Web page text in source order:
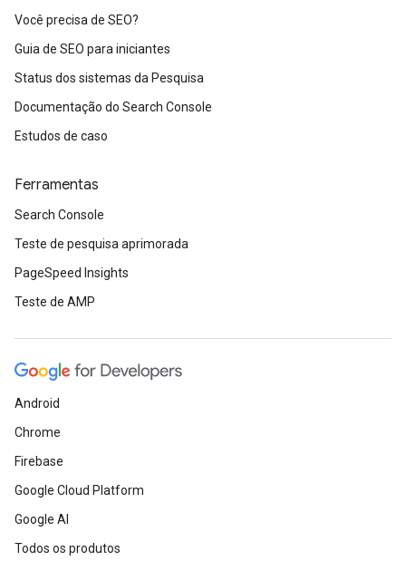
Você precisa de SEO?
Guia de SEO para iniciantes
Status dos sistemas da Pesquisa
Documentação do Search Console
Estudos de caso
Ferramentas
Search Console
Teste de pesquisa aprimorada
PageSpeed Insights
Teste de AMP
Android
Chrome
Firebase
Google Cloud Platform
Google AI
Todos os produtos